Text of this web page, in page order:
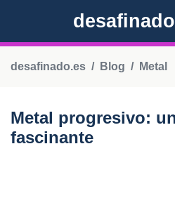
desafinado.es Blog Metal
Metal progresivo:
fascinante